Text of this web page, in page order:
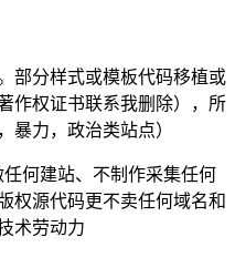
部分样式或模板代码移植或
作权证书联系我删除），所
暴力，政治类站点）
何建站、不制作采集任何
权源代码更不卖任何域名和
术劳动力